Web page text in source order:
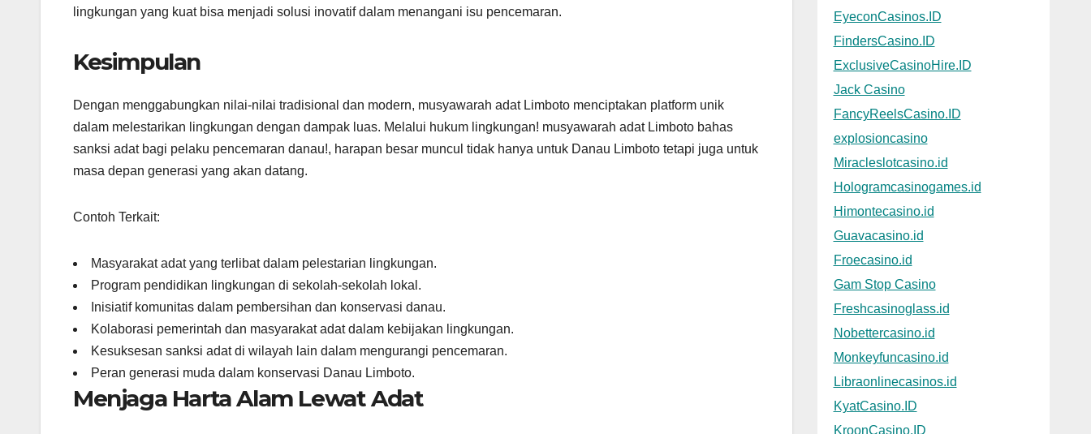
lingkungan yang kuat bisa menjadi solusi inovatif dalam menangani isu pencemaran.
Kesimpulan
Dengan menggabungkan nilai-nilai tradisional dan modern, musyawarah adat Limboto menciptakan platform unik
dalam melestarikan lingkungan dengan dampak luas. Melalui hukum lingkungan! musyawarah adat Limboto bahas
sanksi adat bagi pelaku pencemaran danau!, harapan besar muncul tidak hanya untuk Danau Limboto tetapi juga untuk
masa depan generasi yang akan datang.
Contoh Terkait:
Masyarakat adat yang terlibat dalam pelestarian lingkungan.
Program pendidikan lingkungan di sekolah-sekolah lokal.
Inisiatif komunitas dalam pembersihan dan konservasi danau.
Kolaborasi pemerintah dan masyarakat adat dalam kebijakan lingkungan.
Kesuksesan sanksi adat di wilayah lain dalam mengurangi pencemaran.
Peran generasi muda dalam konservasi Danau Limboto.
Menjaga Harta Alam Lewat Adat
EyeconCasinos.ID
FindersCasino.ID
ExclusiveCasinoHire.ID
Jack Casino
FancyReelsCasino.ID
explosioncasino
Miracleslotcasino.id
Hologramcasinogames.id
Himontecasino.id
Guavacasino.id
Froecasino.id
Gam Stop Casino
Freshcasinoglass.id
Nobettercasino.id
Monkeyfuncasino.id
Libraonlinecasinos.id
KyatCasino.ID
KroonCasino.ID